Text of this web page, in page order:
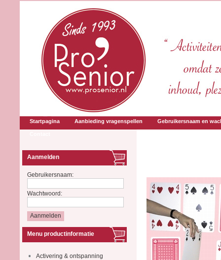
Startpagina Aanbieding vragenspellen Gebruikersnaam en
Aanmelden
Gebruikersnaam:
Wachtwoord:
Menu productinformatie
Activering & ontspanning